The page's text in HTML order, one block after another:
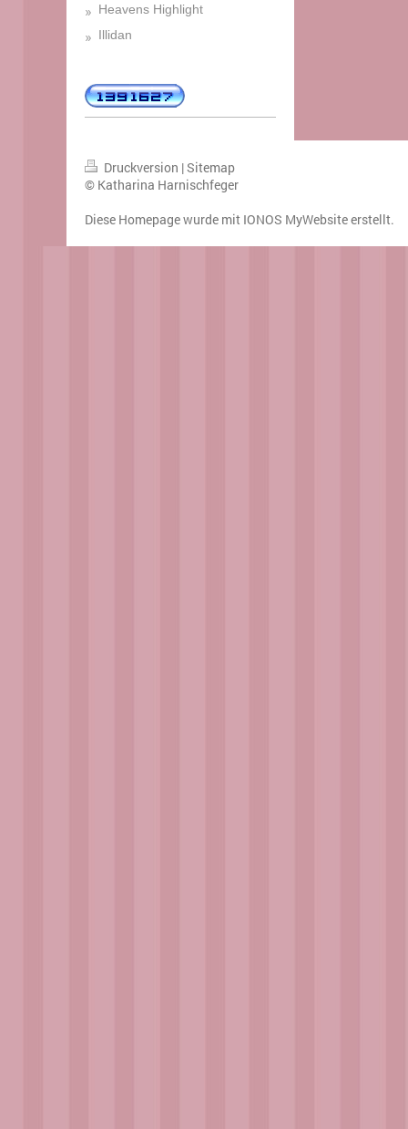
Heavens Highlight
Illidan
Druckversion |Sitemap
© Katharina Harnischfeger
Diese Homepage wurde mit IONOS MyWebsiteerstellt.